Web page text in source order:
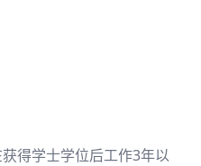
得学士学位后工作3年以